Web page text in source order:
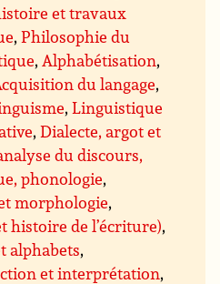
et travaux
,Philosophie du
,Alphabétisation,
du langage,
,Linguistique
,Dialecte, argot et
du discours,
phonologie,
morphologie,
histoire de l’écriture),
alphabets,
et interprétation,